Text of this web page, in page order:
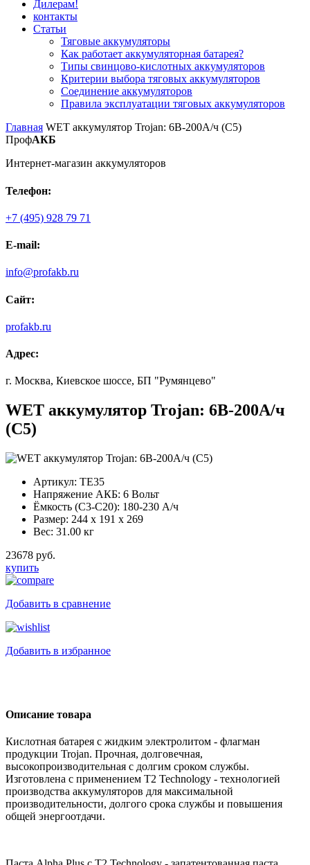
Дилерам!
контакты
Статьи
Тяговые аккумуляторы
Как работает аккумуляторная батарея?
Типы свинцово-кислотных аккумуляторов
Критерии выбора тяговых аккумуляторов
Соединение аккумуляторов
Правила эксплуатации тяговых аккумуляторов
Главная WET аккумулятор Trojan: 6В-200А/ч (С5)
ПрофАКБ
Интернет-магазин аккумуляторов
Телефон:
+7 (495) 928 79 71
E-mail:
info@profakb.ru
Сайт:
profakb.ru
Адрес:
г. Москва, Киевское шоссе, БП "Румянцево"
WET аккумулятор Trojan: 6В-200А/ч
(С5)
Артикул: TE35
Напряжение АКБ: 6 Вольт
Ёмкость (С3-С20): 180-230 А/ч
Размер: 244 x 191 x 269
Вес: 31.00 кг
23678 руб.
купить
Добавить в сравнение
Добавить в избранное
Описание товара
Кислотная батарея с жидким электролитом - флагман
продукции Trojan. Прочная, долговечная,
высокопроизводительная с долгим сроком службы.
Изготовлена с применением T2 Technology - технологией
производства аккумуляторов для максимальной
производительности, долгого срока службы и повышения
общей энергоотдачи.